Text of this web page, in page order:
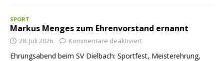
SPORT
Markus Menges zum Ehrenvorstand ernannt
28. Juli 2026 Kommentare deaktiviert
Ehrungsabend beim SV Dielbach: Sportfest, Meisterehrung,